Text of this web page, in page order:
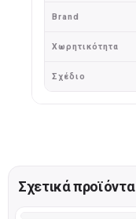
Brand
Xωρητικότητα
Σχέδιο
Σχετικά προϊόντα